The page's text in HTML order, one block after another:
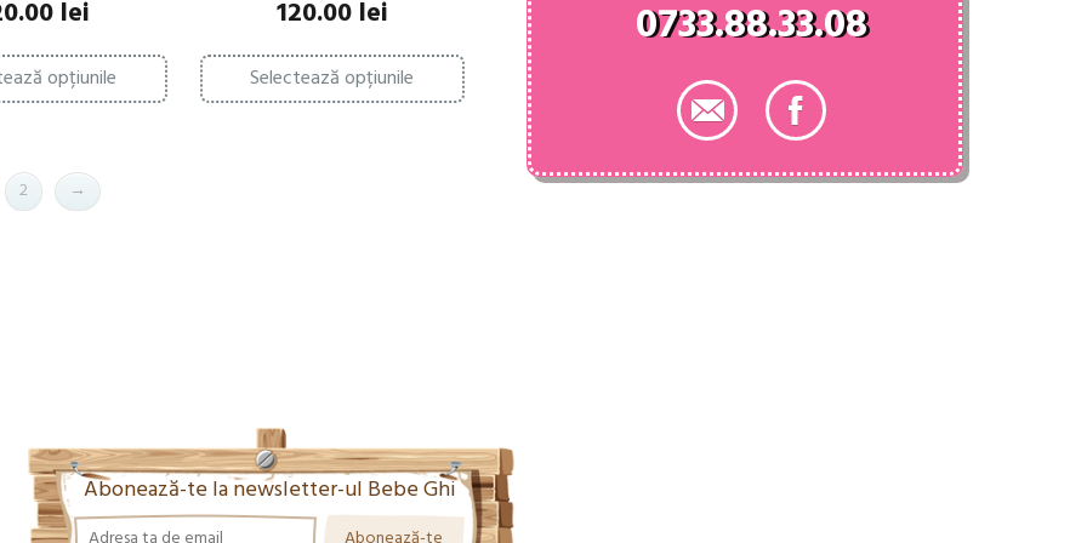
lei
opțiunile
Acest
produs
are
120.00 lei
Selectează opțiunile
Acest
produs
are
2 →
0733.88.33.08
Abonează-te la newsletter-ul Bebe Ghi